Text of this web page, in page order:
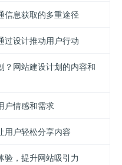
信息获取的多重途径
过设计推动用户行动
？网站建设计划的内容和
户情感和需求
用户轻松分享内容
验，提升网站吸引力